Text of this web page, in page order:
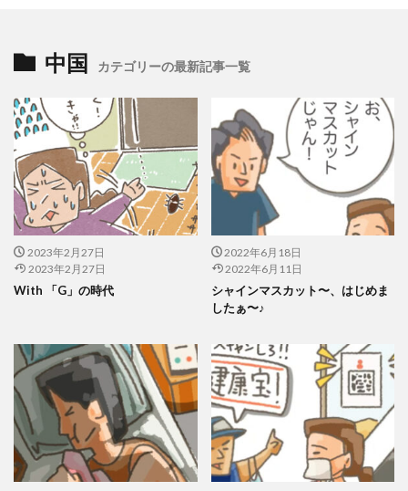
中国 カテゴリーの最新記事一覧
2023年2月27日
2023年2月27日
With 「G」の時代
2022年6月18日
2022年6月11日
シャインマスカット〜、はじめま
したぁ〜♪